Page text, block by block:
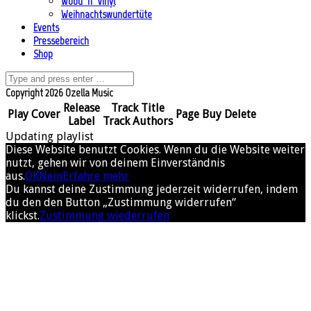
Weihnachtswundertüte
Events
Pressebereich
Shop
Copyright 2026 Ozella Music
Play Cover Release
Label
Track Title
Track Authors
Page Buy Delete
Updating playlist
Diese Website benutzt Cookies. Wenn du die Website weiter
nutzt, gehen wir von deinem Einverständnis
aus.OKNeinErfahre mehr
Du kannst deine Zustimmung jederzeit widerrufen, indem
du den den Button „Zustimmung widerrufen“
klickst.Zustimmung wiederrufen